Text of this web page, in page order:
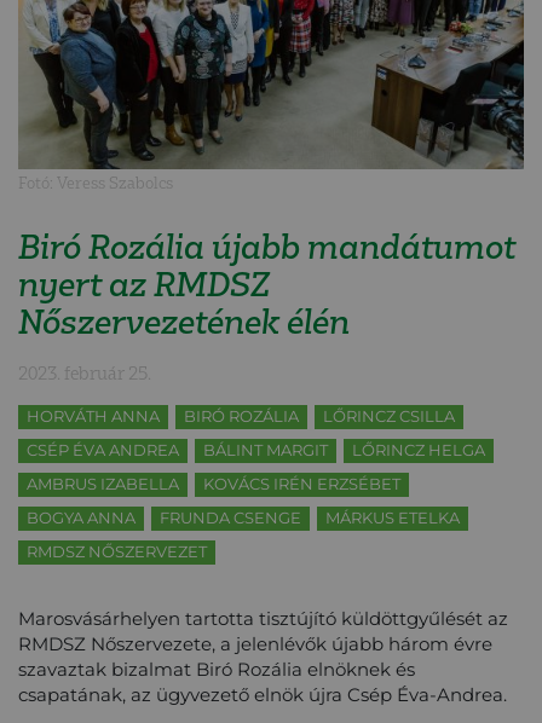
Fotó: Veress Szabolcs
Biró Rozália újabb mandátumot
nyert az RMDSZ
Nőszervezetének élén
2023. február 25.
HORVÁTH ANNA BIRÓ ROZÁLIA
LŐRINCZ CSILLA
CSÉP ÉVA ANDREA
BÁLINT MARGIT
LŐRINCZ HELGA
AMBRUS IZABELLA
KOVÁCS IRÉN ERZSÉBET
BOGYA ANNA
FRUNDA CSENGE
MÁRKUS ETELKA
RMDSZ NŐSZERVEZET
Marosvásárhelyen tartotta tisztújító küldöttgyűlését az
RMDSZ Nőszervezete, a jelenlévők újabb három évre
szavaztak bizalmat Biró Rozália elnöknek és
csapatának, az ügyvezető elnök újra Csép Éva-Andrea.